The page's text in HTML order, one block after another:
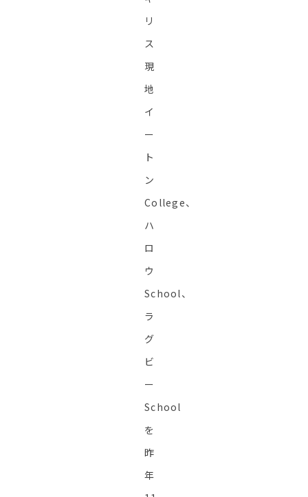
リ
ス
現
地
イ
ー
ト
ン
College、
ハ
ロ
ウ
School、
ラ
グ
ビ
ー
School
を
昨
年